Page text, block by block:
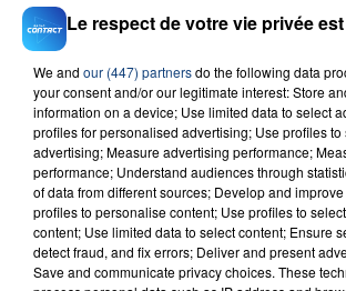
23 juillet 2026
INCENDIE MORTEL À LENS : UNE
SON BÉBÉ ENTRE LA VIE ET LA...
Un homme s'est immolé par le feu
aspergé sa compagne et leur
d'un liquide inflammable.
Le respect de votre vie privée
We and our (447) partnersdo the following data
your consent and/or our legitimate interest: Store
information on a device; Use limited data to select
profiles for personalised advertising; Use profiles
advertising; Measure advertising performance;
performance; Understand audiences through
of data from different sources; Develop and
profiles to personalise content; Use profiles to
content; Use limited data to select content; Ensure
detect fraud, and fix errors; Deliver and present
Save and communicate privacy choices. These